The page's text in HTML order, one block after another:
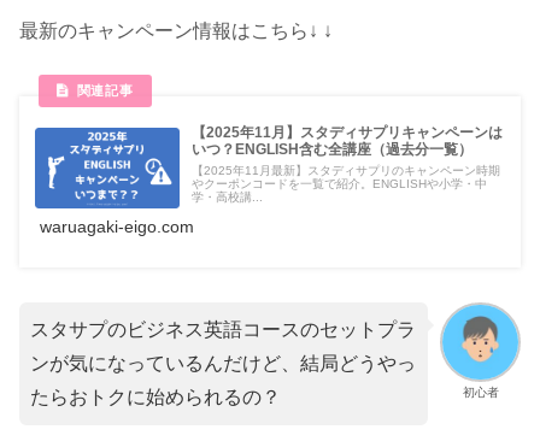
最新のキャンペーン情報はこちら↓ ↓
【2025年11月】スタディサプリキャンペーンは
いつ？ENGLISH含む全講座（過去分一覧）
【2025年11月最新】スタディサプリのキャンペーン時期
やクーポンコードを一覧で紹介。ENGLISHや小学・中
学・高校講...
waruagaki-eigo.com
初心者
スタサプのビジネス英語コースのセットプラ
ンが気になっているんだけど、結局どうやっ
たらおトクに始められるの？